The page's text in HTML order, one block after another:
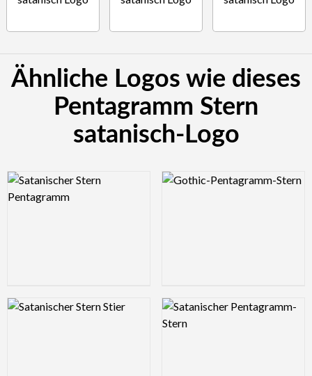
Ähnliche Logos wie dieses
Pentagramm Stern
satanisch-Logo
Logo Preview Image Logo Preview Image
Logo Preview Image Logo Preview Image